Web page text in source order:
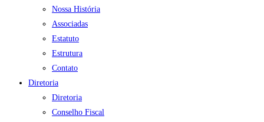
Nossa História
Associadas
Estatuto
Estrutura
Contato
Diretoria
Diretoria
Conselho Fiscal